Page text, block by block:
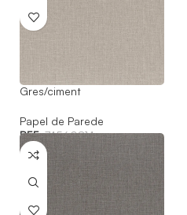
Gres/ciment
Papel de Parede
REF:74560814